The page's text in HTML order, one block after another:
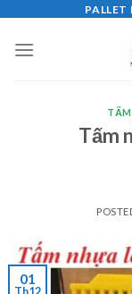
content
PALLET
Tấm
01